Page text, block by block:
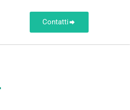
Contatti